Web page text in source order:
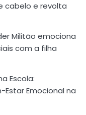
cabelo e revolta
Militão emociona
com a filha
Escola:
Estar Emocional na